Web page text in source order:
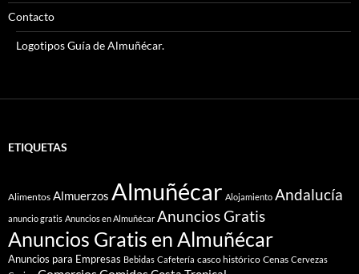
Contacto
Logotipos Guía de Almuñécar.
ETIQUETAS
Alimentos Almuerzos Almuñécar Alojamiento Andalucía
anuncio gratis Anuncios en Almuñécar Anuncios Gratis
Anuncios Gratis en Almuñécar
Anuncios para Empresas Bebidas Cafetería casco histórico Cenas Cervezas